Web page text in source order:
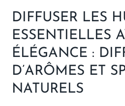
DIFFUSER LES
ESSENTIELLES
ÉLÉGANCE :
D’ARÔMES ET
NATURELS